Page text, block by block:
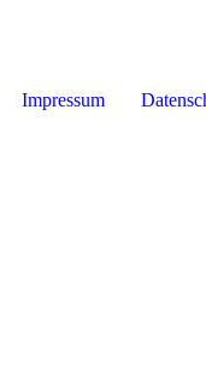
Impressum